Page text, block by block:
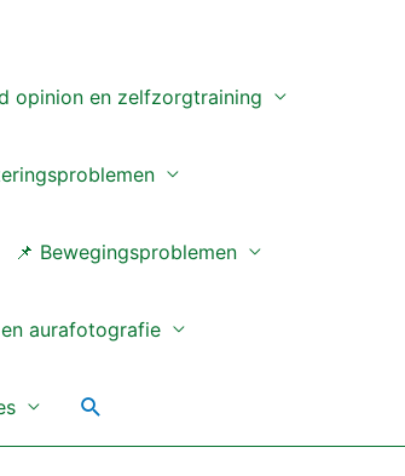
opinion en zelfzorgtraining
📌 Bewegingsproblemen
aurafotografie
Zoeken